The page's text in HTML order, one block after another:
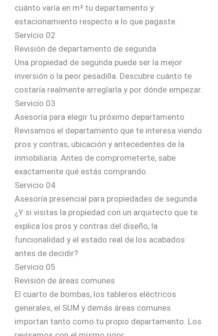
cuánto varía en m² tu departamento y
estacionamiento respecto a lo que pagaste.
Servicio 02
Revisión de departamento de segunda
Una propiedad de segunda puede ser la mejor
inversión o la peor pesadilla. Descubre cuánto te
costaría realmente arreglarla y por dónde empezar.
Servicio 03
Asesoría para elegir tu próximo departamento
Revisamos el departamento que te interesa viendo
pros y contras, ubicación y antecedentes de la
inmobiliaria. Antes de comprometerte, sabe
exactamente qué estás comprando.
Servicio 04
Asesoría presencial para propiedades de segunda
¿Y si visitas la propiedad con un arquitecto que te
explica los pros y contras del diseño, la
funcionalidad y el estado real de los acabados
antes de decidir?
Servicio 05
Revisión de áreas comunes
El cuarto de bombas, los tableros eléctricos
generales, el SUM y demás áreas comunes
importan tanto como tu propio departamento. Los